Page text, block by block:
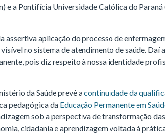
e a Pontifícia Universidade Católica do Paraná
assertiva aplicação do processo de
no sistema de atendimento de saúde. Daí
pois diz respeito à nossa identidade
da Saúde prevê acontinuidade da
pedagógica da Educação Permanente em
sob a perspectiva de transformação
cidadania e aprendizagem voltada à